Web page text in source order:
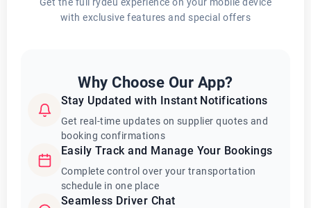
with exclusive features and special offers
Why Choose Our App?
Stay Updated with Instant Notifications
Get real-time updates on supplier quotes and
booking confirmations
Easily Track and Manage Your Bookings
Complete control over your transportation
schedule in one place
Seamless Driver Chat